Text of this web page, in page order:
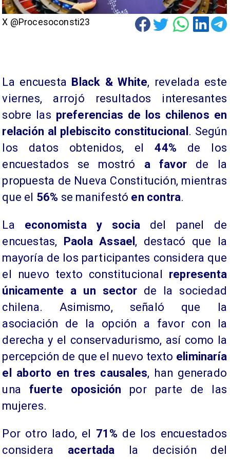
X @Procesoconsti23
La encuesta Black & White, revelada este
viernes, arrojó resultados interesantes
sobre las preferencias de los chilenos en
relación al plebiscito constitucional . Según
los datos obtenidos, el44% de los
encuestados se mostró a favor de la
propuesta de Nueva Constitución, mientras
que el 56% se manifestó en contra.
La economista y socia del panel de
encuestas, Paola Assael , destacó que la
mayoría de los participantes considera que
el nuevo texto constitucional representa
únicamente a un sector de la sociedad
chilena. Asimismo, señaló que la
asociación de la opción a favor con la
derecha y el conservadurismo, así como la
percepción de que el nuevo texto eliminaría
el aborto en tres causales, han generado
una fuerte oposición por parte de las
mujeres.
Por otro lado, el 71% de los encuestados
considera acertada la decisión del